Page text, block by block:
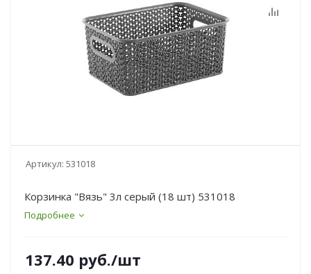
Артикул: 531018
Корзинка "Вязь" 3л серый (18 шт) 531018
Подробнее
137.40 руб./шт